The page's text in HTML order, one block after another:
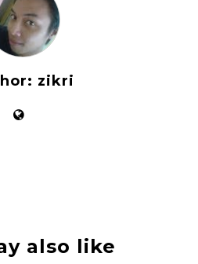
zikri
also like